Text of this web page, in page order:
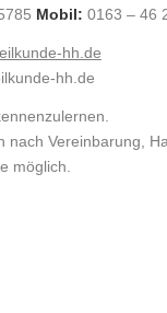
Mobil: 0163 – 46
hh.de
hh.de
nach Vereinbarung,
möglich.